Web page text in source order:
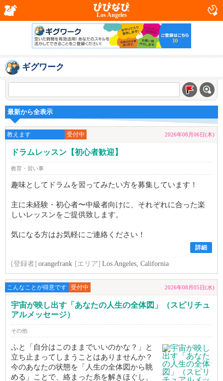
Los Angeles
ギグワーク
最新から全表示
教えます 受付中 2026年08月06日(木)
ドラムレッスン【初心者歓迎】
教育・習い事
趣味としてドラムを習ってみたい方を募集しています！
主に未経験・初心者〜中級者向けに、それぞれに合った楽
しいレッスンをご提供致します。
気になる方はお気軽にご連絡ください！
詳細
[登録者] orangefrank [エリア] Los Angeles, California
こんなことが得意です 受付中 2026年08月05日(水)
宇宙が映し出す「あなたの人生の全体図」（スピリチュ
アルメッセージ）
その他
ふと「自分はこのままでいいのかな？」と
立ち止まってしまうことはありませんか？
今のあなたの状態を「人生の全体図から眺
める」ことで、絡まった糸を解きほぐし、